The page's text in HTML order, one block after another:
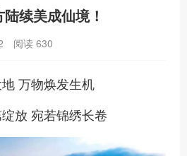
续美成仙境！
阅读 630
万物焕发生机
放 宛若锦绣长卷